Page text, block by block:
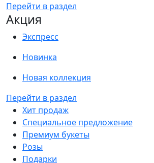
Перейти в раздел
Акция
Экспресс
Новинка
Новая коллекция
Перейти в раздел
Хит продаж
Специальное предложение
Премиум букеты
Розы
Подарки